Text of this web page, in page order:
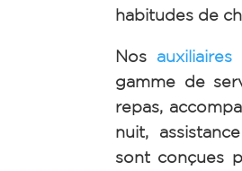
habitudes de
Nos
gamme de
repas,
nuit,
sont conçues